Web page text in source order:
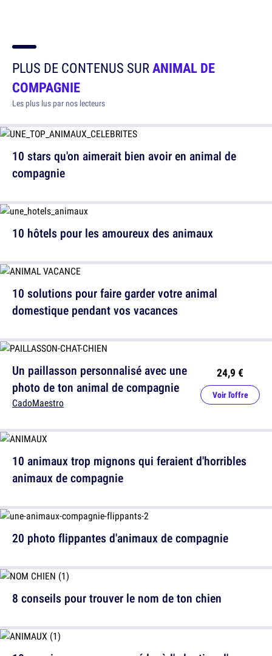
PLUS DE CONTENUS SURANIMAL DE
COMPAGNIE
Les plus lus par nos lecteurs
10 hôtels pour les amoureux des animaux
Un paillasson personnalisé avec une
photo de ton animal de compagnie
CadoMaestro
24,9 €
Voir l'offre
20 photo flippantes d'animaux de compagnie
10 stars qu'on aimerait bien avoir en animal de
compagnie
10 solutions pour faire garder votre animal
domestique pendant vos vacances
10 animaux trop mignons qui feraient d'horribles
animaux de compagnie
8 conseils pour trouver le nom de ton chien